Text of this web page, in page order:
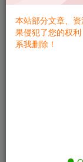
图片：
本站部分文章、
果侵犯了您的权
系我删除！